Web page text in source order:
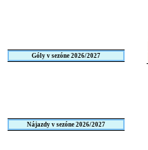
Góly v sezóne 2026/2027
Nájazdy v sezóne 2026/2027